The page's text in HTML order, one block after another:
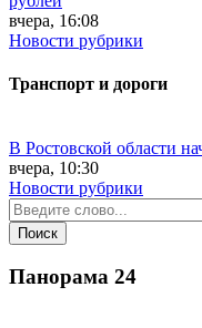
вчера, 16:08
Новости рубрики
Транспорт и дороги
В Ростовской области
вчера, 10:30
Новости рубрики
Панорама 24